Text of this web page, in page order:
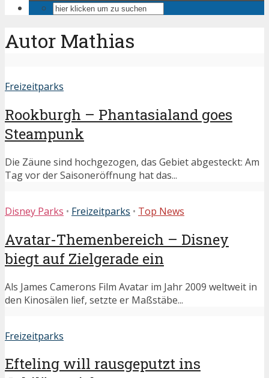
Autor Mathias
Freizeitparks
Rookburgh – Phantasialand goes
Steampunk
Die Zäune sind hochgezogen, das Gebiet abgesteckt: Am
Tag vor der Saisoneröffnung hat das...
Disney Parks • Freizeitparks • Top News
Avatar-Themenbereich – Disney
biegt auf Zielgerade ein
Als James Camerons Film Avatar im Jahr 2009 weltweit in
den Kinosälen lief, setzte er Maßstäbe...
Freizeitparks
Efteling will rausgeputzt ins